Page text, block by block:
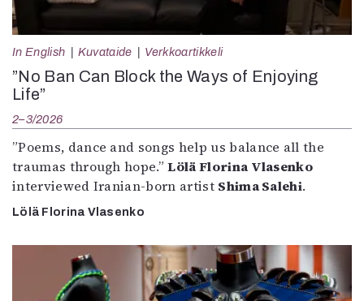
In English Kuvataide Verkkoartikkeli
”No Ban Can Block the Ways of Enjoying
Life”
2–3/2026
”Poems, dance and songs help us balance all the
traumas through hope.”Lölä Florina Vlasenko
interviewed Iranian-born artist Shima Salehi.
Lölä Florina Vlasenko